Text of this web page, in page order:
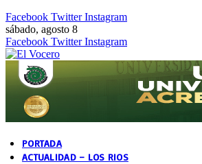
Facebook Twitter Instagram
sábado, agosto 8
Facebook Twitter Instagram
PORTADA
ACTUALIDAD – LOS RIOS